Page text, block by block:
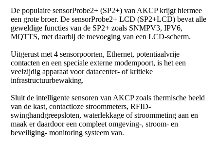
De populaire sensorProbe2+ (SP2+) van AKCP krijgt hiermee
een grote broer. De sensorProbe2+ LCD (SP2+LCD) bevat alle
geweldige functies van de SP2+ zoals SNMPV3, IPV6,
MQTTS, met daarbij de toevoeging van een LCD-scherm.
Uitgerust met 4 sensorpoorten, Ethernet, potentiaalvrije
contacten en een speciale externe modempoort, is het een
veelzijdig apparaat voor datacenter- of kritieke
infrastructuurbewaking.
Sluit de intelligente sensoren van AKCP zoals thermische beeld
van de kast, contactloze stroommeters, RFID-
swinghandgreepsloten, waterlekkage of stroommeting aan en
maak er daardoor een compleet omgeving-, stroom- en
beveiliging- monitoring systeem van.